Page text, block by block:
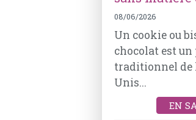
08/06/2026
Un cookie ou
chocolat est
traditionnel de
Unis...
EN